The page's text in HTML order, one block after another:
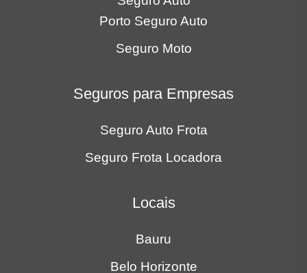
Porto Seguro Auto
Seguro Moto
Seguros para Empresas
Seguro Auto Frota
Seguro Frota Locadora
Locais
Bauru
Belo Horizonte